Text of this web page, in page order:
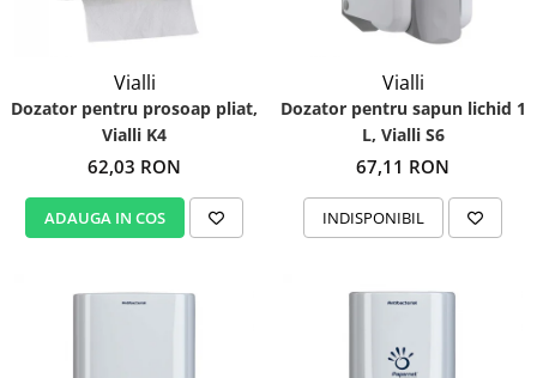
Vialli
Dozator pentru prosoap pliat,
Vialli K4
62,03 RON
ADAUGA IN COS
Vialli
Dozator pentru sapun lichid 1
L, Vialli S6
67,11 RON
INDISPONIBIL